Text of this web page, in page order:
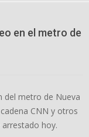
en el metro de
del metro de Nueva
CNN y otros
hoy.